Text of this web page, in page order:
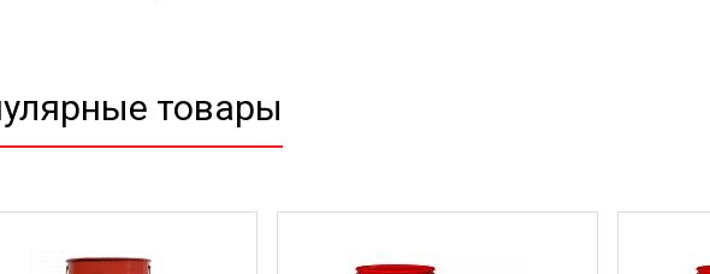
товары